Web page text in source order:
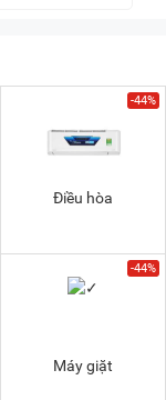
-44%
Điều hòa
-44%
Máy giặt